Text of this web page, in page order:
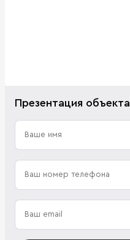
Презентация объекта